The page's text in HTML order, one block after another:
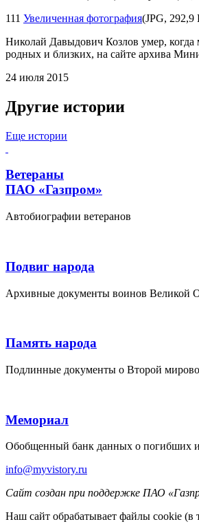
111 Увеличенная фотография(JPG, 292,9
Николай Давыдович Козлов умер,
родных и близких, на сайте архива
24 июля 2015
Другие истории
Еще истории
Ветераны
ПАО «Газпром»
Автобиографии ветеранов
Подвиг народа
Архивные документы воинов Великой
Память народа
Подлинные документы о Второй
Мемориал
Обобщенный банк данных о погибших и
info@myvistory.ru
Сайт создан при поддержке ПАО
Наш сайт обрабатывает файлы cookie (в